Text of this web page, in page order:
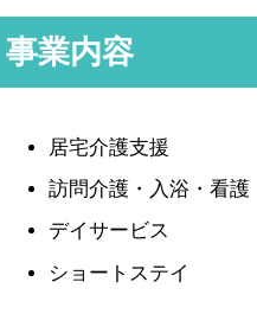
事業内容
居宅介護支援
訪問介護・入浴・看護
デイサービス
ショートステイ